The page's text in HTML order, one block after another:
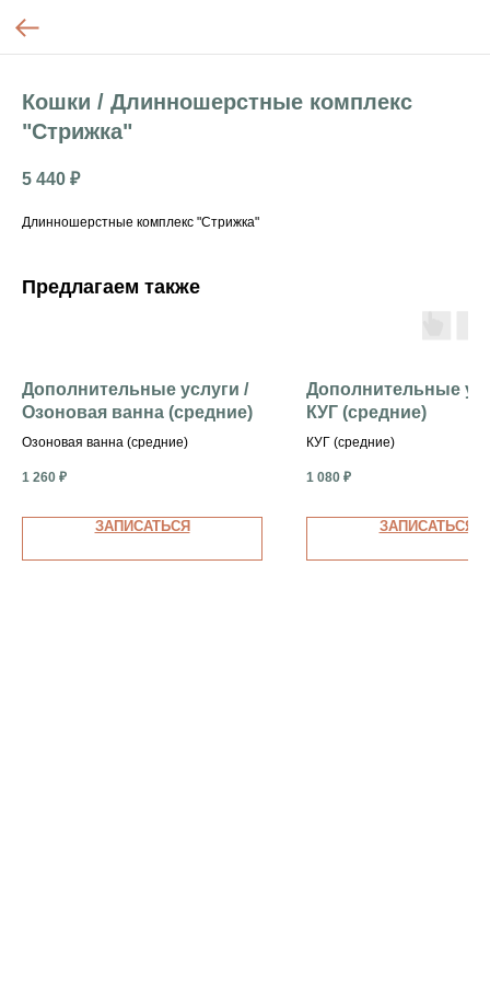
Кошки / Длинношерстные комплекс
"Стрижка"
5 440 ₽
Длинношерстные комплекс "Стрижка"
Предлагаем также
Дополнительные услуги /
Озоновая ванна (средние)
Озоновая ванна (средние)
1 260 ₽
ЗАПИСАТЬСЯ
Дополнительные
КУГ (средние)
КУГ (средние)
1 080 ₽
ЗАПИСАТЬСЯ